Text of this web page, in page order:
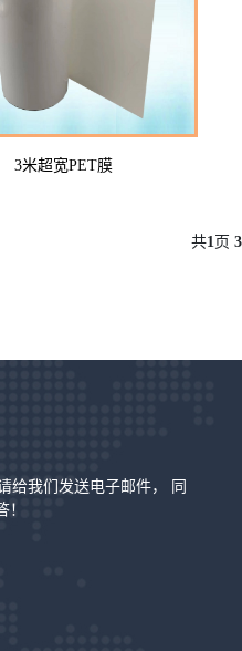
3米超宽PET膜
共1页 3
给我们发送电子邮件， 同